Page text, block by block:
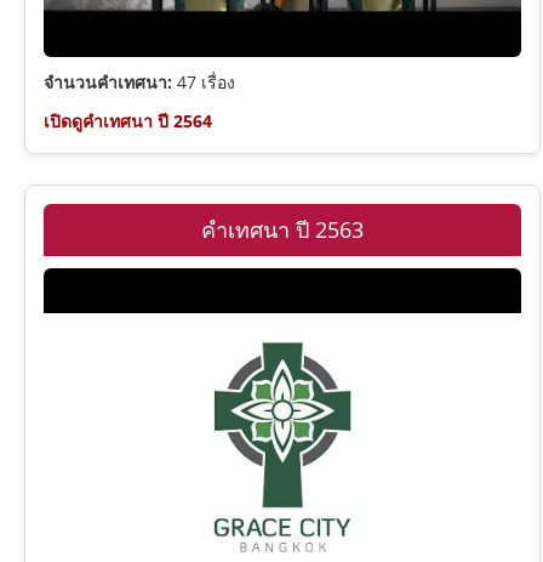
จำนวนคำเทศนา: 47 เรื่อง
เปิดดูคำเทศนา ปี 2564
คำเทศนา ปี 2563